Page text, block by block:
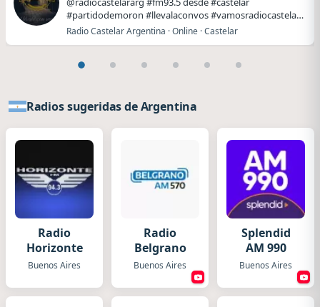
#partidodemoron #llevalaconvos #vamosradiocastelar
#lleval…
Radio Castelar Argentina · Online · Castelar
Radios sugeridas de Argentina
Radio
Horizonte
Buenos Aires
Radio
Belgrano
Buenos Aires
Splendid
AM 990
Buenos Aires